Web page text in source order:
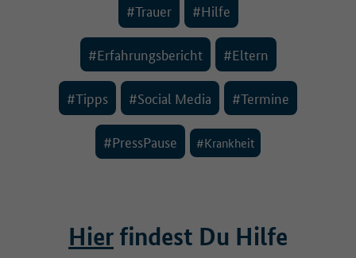
#Trauer #Hilfe
#Erfahrungsbericht #Eltern
#Tipps #Social Media #Termine
#PressPause #Krankheit
Hier findest Du Hilfe